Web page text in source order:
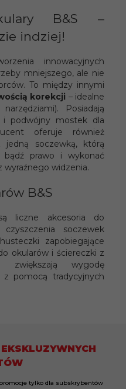
B&S –
indziej!
innowacyjnych
mniejszego, ale nie
To między innymi
korekcji – idealne
Posiadają
i podwójny mostek dla
oferuje również
soczewką, którą
bądź prawo i wykonać
wyraźnego widzenia.
B&S
liczne akcesoria do
soczewek
zapobiegające
okularów i ściereczki z
zwiększają wygodę
z pomocą tradycyjnych
tylko dla subskrybentów